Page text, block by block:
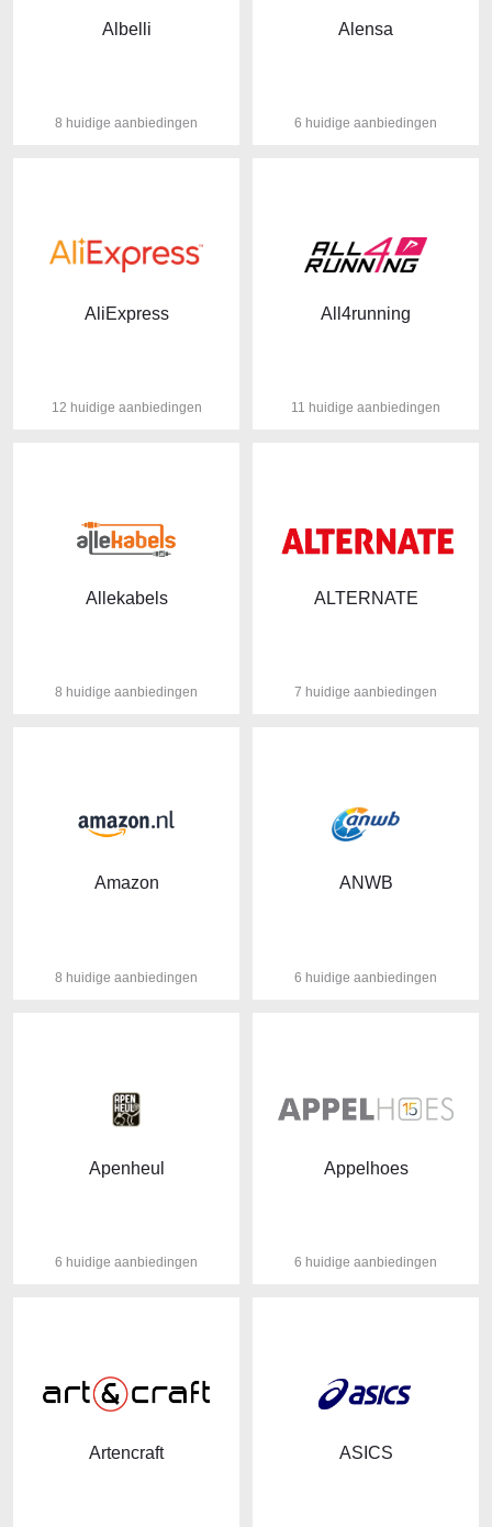
Albelli
8 huidige aanbiedingen
Alensa
6 huidige aanbiedingen
AliExpress
12 huidige aanbiedingen
All4running
11 huidige aanbiedingen
Allekabels
8 huidige aanbiedingen
ALTERNATE
7 huidige aanbiedingen
Amazon
8 huidige aanbiedingen
ANWB
6 huidige aanbiedingen
Apenheul
6 huidige aanbiedingen
Appelhoes
6 huidige aanbiedingen
Artencraft ASICS